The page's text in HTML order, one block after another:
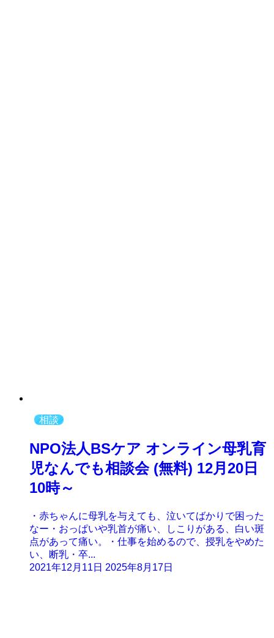
相談
NPO法人BSケア オンライン母乳育
児なんでも相談会 (無料) 12月20日
10時～
・赤ちゃんに母乳を与えても、泣いてばかりで困った
なー・おっぱいや乳首が痛い、しこりがある、白い斑
点があって痛い。・仕事を始めるので、授乳をやめた
い、断乳・卒...
2021年12月11日 2025年8月17日